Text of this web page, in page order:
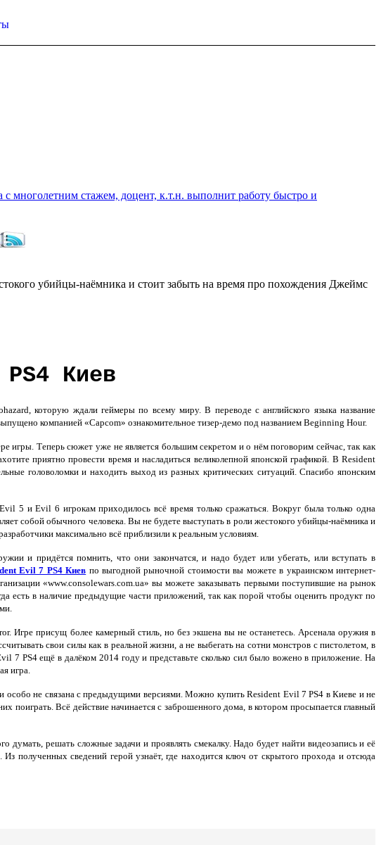
многолетним стажем, доцент, к.т.н. выполнит работу быстро и
убийцы-наёмника и стоит забыть на время про похождения Джеймс
Киев
которую ждали геймеры по всему миру. В переводе с английского языка название
компанией «Capcom» ознакомительное тизер-демо под названием Beginning Hour.
игры. Теперь сюжет уже не является большим секретом и о нём поговорим сейчас, так как
приятно провести время и насладиться великолепной японской графикой. В Resident
головоломки и находить выход из разных критических ситуаций. Спасибо японским
5 и Evil 6 игрокам приходилось всё время только сражаться. Вокруг была только одна
собой обычного человека. Вы не будете выступать в роли жестокого убийцы-наёмника и
максимально всё приблизили к реальным условиям.
и придётся помнить, что они закончатся, и надо будет или убегать, или вступать в
Evil 7 PS4 Киев по выгодной рыночной стоимости вы можете в украинском интернет-
«www.consolewars.com.ua» вы можете заказывать первыми поступившие на рынок
есть в наличие предыдущие части приложений, так как порой чтобы оценить продукт по
Игре присущ более камерный стиль, но без экшена вы не останетесь. Арсенала оружия в
свои силы как в реальной жизни, а не выбегать на сотни монстров с пистолетом, в
7 PS4 ещё в далёком 2014 году и представьте сколько сил было вожено в приложение. На
игра.
особо не связана с предыдущими версиями. Можно купить Resident Evil 7 PS4 в Киеве и не
поиграть. Всё действие начинается с заброшенного дома, в котором просыпается главный
решать сложные задачи и проявлять смекалку. Надо будет найти видеозапись и её
полученных сведений герой узнаёт, где находится ключ от скрытого прохода и отсюда